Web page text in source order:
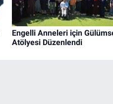
Engelli Anneleri için
Atölyesi Düzenlendi